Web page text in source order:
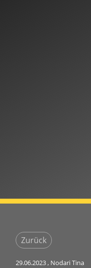
Zurück
29.06.2023, Nodari Tina